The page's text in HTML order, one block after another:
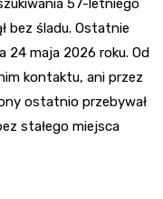
57-letniego
bez śladu. Ostatnie
24 maja 2026 roku. Od
kontaktu, ani przez
ostatnio przebywał
stałego miejsca